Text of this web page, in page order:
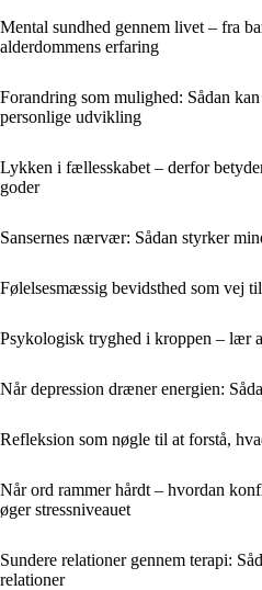
Mental sundhed gennem livet – fra
alderdommens erfaring
Forandring som mulighed: Sådan
personlige udvikling
Lykken i fællesskabet – derfor
goder
Sansernes nærvær: Sådan styrker
Følelsesmæssig bevidsthed som vej
Psykologisk tryghed i kroppen – lær
Når depression dræner energien:
Refleksion som nøgle til at forstå,
Når ord rammer hårdt – hvordan
øger stressniveauet
Sundere relationer gennem terapi:
relationer